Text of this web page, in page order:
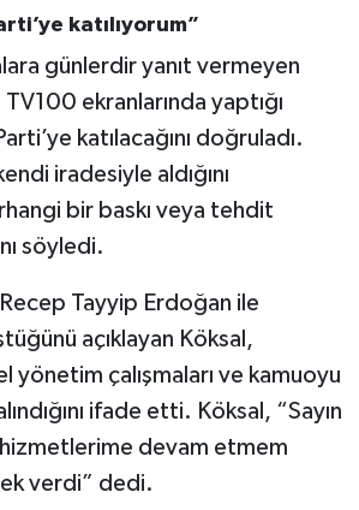
katılıyorum”
günlerdir yanıt vermeyen
ekranlarında yaptığı
katılacağını doğruladı.
iradesiyle aldığını
bir baskı veya tehdit
söyledi.
Tayyip Erdoğan ile
açıklayan Köksal,
yönetim çalışmaları ve kamuoyu
ifade etti. Köksal, “Sayın
hizmetlerime devam etmem
verdi” dedi.